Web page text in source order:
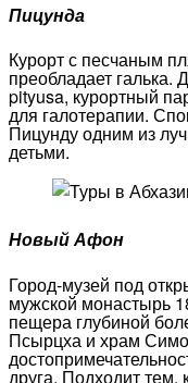
Пицунда
Курорт с песчаным
преобладает
pityusa, курортный
для галотерапии.
Пицунду одним из
детьми.
Новый Афон
Город-музей под
мужской монастырь
пещера глубиной
Псырцха и храм
друга. Подходит тем,